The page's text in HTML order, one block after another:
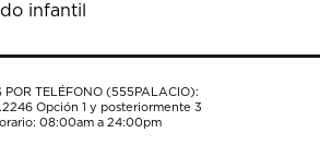
infantil
POR TELÉFONO (555PALACIO):
Opción 1 y posteriormente 3
08:00am a 24:00pm